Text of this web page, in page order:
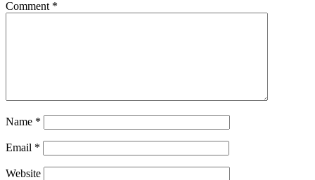
Comment *
Name *
Email *
Website